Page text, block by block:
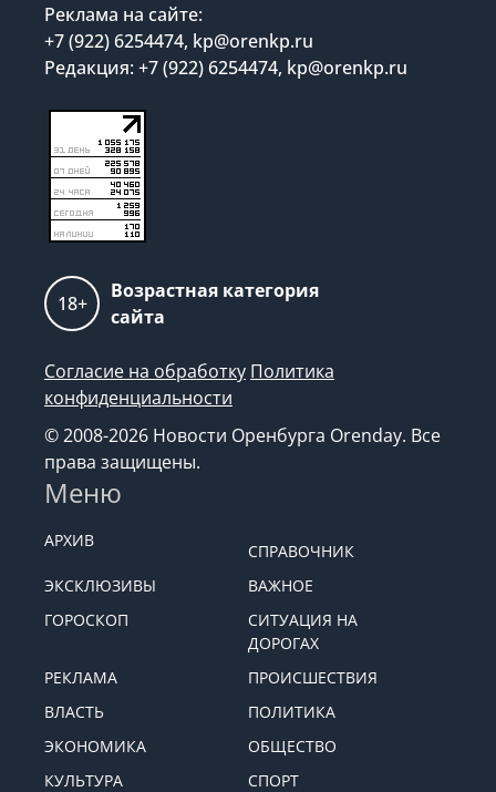
Реклама на сайте:
+7 (922) 6254474, kp@orenkp.ru
Редакция: +7 (922) 6254474, kp@orenkp.ru
18+
Возрастная категория
сайта
Согласие на обработку Политика
конфиденциальности
© 2008-2026 Новости Оренбурга Orenday. Все
права защищены.
Меню
АРХИВ
СПРАВОЧНИК
ЭКСКЛЮЗИВЫ
ВАЖНОЕ
ГОРОСКОП
СИТУАЦИЯ НА
ДОРОГАХ
РЕКЛАМА
ПРОИСШЕСТВИЯ
ВЛАСТЬ
ПОЛИТИКА
ЭКОНОМИКА
ОБЩЕСТВО
КУЛЬТУРА
СПОРТ